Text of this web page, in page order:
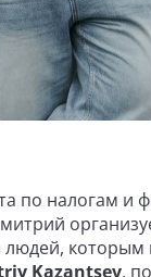
по налогам и
Kazantsev,